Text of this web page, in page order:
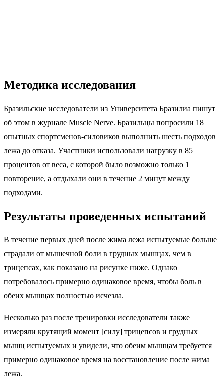
Методика исследования
Бразильские исследователи из Университета Бразилиа пишут
об этом в журнале Muscle Nerve. Бразильцы попросили 18
опытных спортсменов-силовиков выполнить шесть подходов
лежа до отказа. Участники использовали нагрузку в 85
процентов от веса, с которой было возможно только 1
повторение, а отдыхали они в течение 2 минут между
подходами.
Результаты проведенных испытаний
В течение первых дней после жима лежа испытуемые больше
страдали от мышечной боли в грудных мышцах, чем в
трицепсах, как показано на рисунке ниже. Однако
потребовалось примерно одинаковое время, чтобы боль в
обеих мышцах полностью исчезла.
Несколько раз после тренировки исследователи также
измеряли крутящий момент [силу] трицепсов и грудных
мышц испытуемых и увидели, что обеим мышцам требуется
примерно одинаковое время на восстановление после жима
лежа.